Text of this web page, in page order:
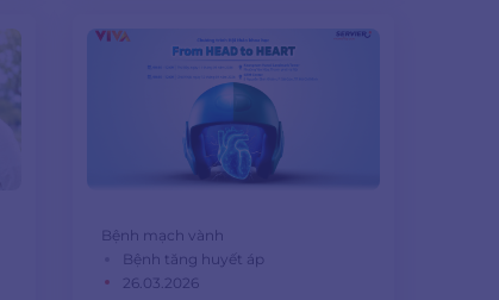
Bệnh mạch vành
Bệnh tăng huyết áp
26.03.2026